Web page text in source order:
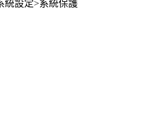
統設定>系統保護